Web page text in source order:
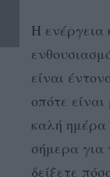
Η ενέργεια
είναι
οπότε είναι
καλή ημέρα
σήμερα για
δείξετε